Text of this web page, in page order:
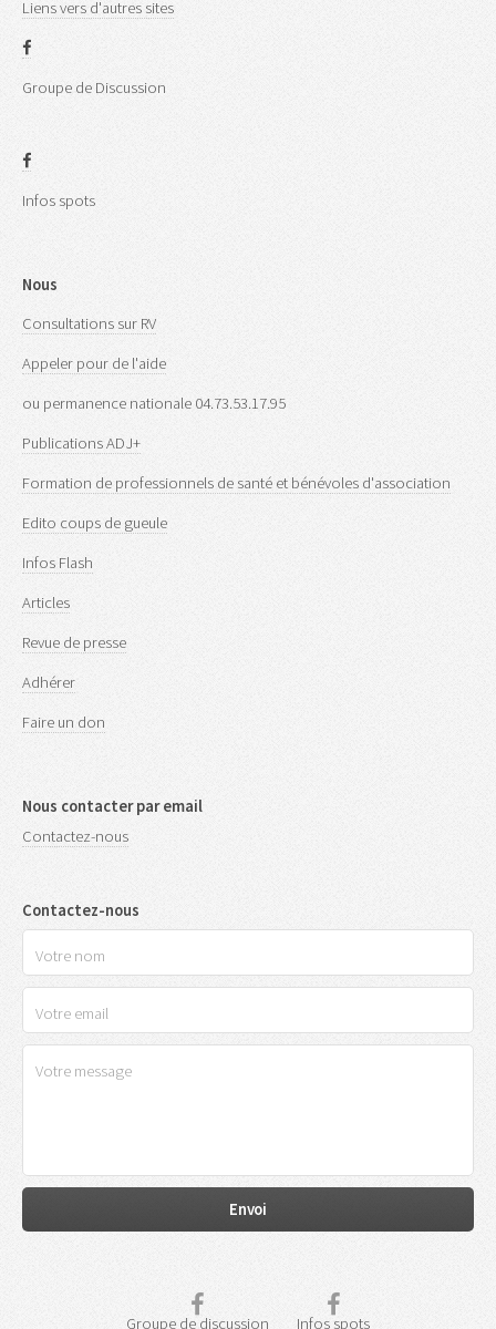
Liens vers d'autres sites
Groupe de Discussion
Infos spots
Nous
Consultations sur RV
Appeler pour de l'aide
ou permanence nationale 04.73.53.17.95
Publications ADJ+
Formation de professionnels de santé et bénévoles d'association
Edito coups de gueule
Infos Flash
Articles
Revue de presse
Adhérer
Faire un don
Nous contacter par email
Contactez-nous
Contactez-nous
Groupe de discussion Infos spots